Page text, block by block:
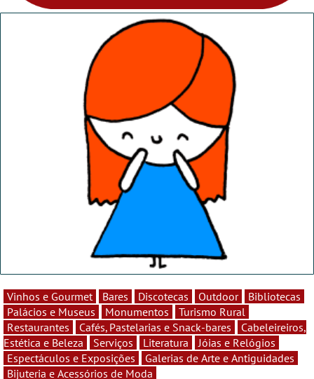
Vinhos e Gourmet Bares Discotecas Outdoor
Bibliotecas
Palácios e Museus
Monumentos
Turismo Rural
Restaurantes
Cafés, Pastelarias e Snack-bares
Cabeleireiros,
Estética e Beleza
Serviços Literatura
Jóias e Relógios
Espectáculos e Exposições
Galerias de Arte e Antiguidades
Bijuteria e Acessórios de Moda